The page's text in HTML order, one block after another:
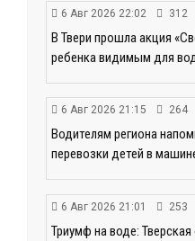
6 Авг 2026 22:02 312
В Твери прошла акция
ребенка видимым для
6 Авг 2026 21:15 264
Водителям региона
перевозки детей в
6 Авг 2026 21:01 253
Триумф на воде: